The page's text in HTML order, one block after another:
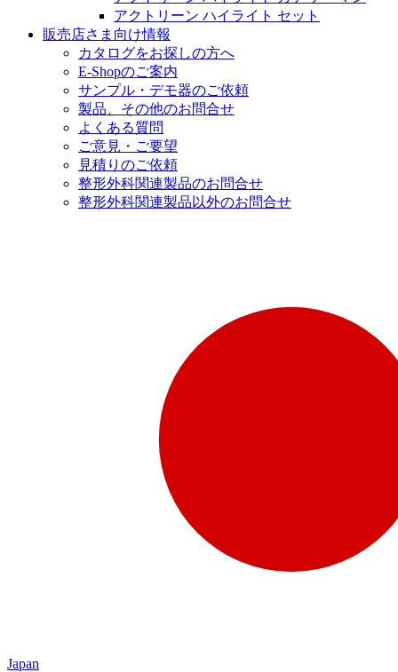
アクトリーン ハイライト セット
販売店さま向け情報
カタログをお探しの方へ
E-Shopのご案内
サンプル・デモ器のご依頼
製品、その他のお問合せ
よくある質問
ご意見・ご要望
見積りのご依頼
整形外科関連製品のお問合せ
整形外科関連製品以外のお問合せ
Japan